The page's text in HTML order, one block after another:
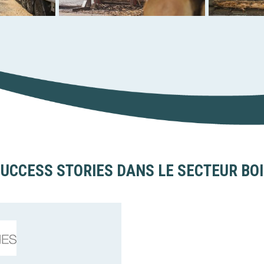
STORIES DANS LE SECTEUR